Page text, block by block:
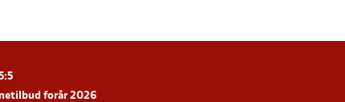
forår 2026